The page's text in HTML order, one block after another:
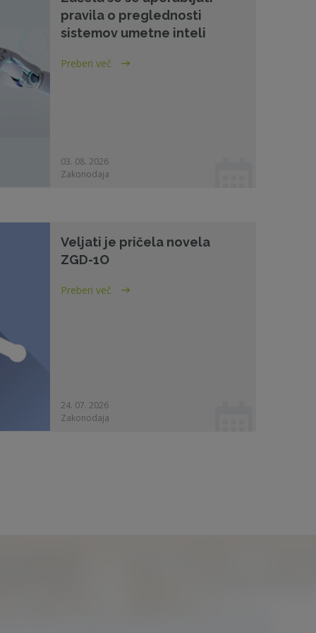
pravila o preglednosti
sistemov umetne inteli
Preberi več
03. 08. 2026
Zakonodaja
Veljati je pričela novela
ZGD-1O
Preberi več
24. 07. 2026
Zakonodaja